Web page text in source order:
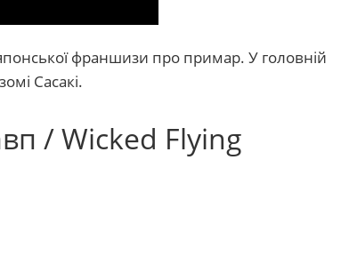
франшизи про примар. У головній
Сасакі.
/ Wicked Flying